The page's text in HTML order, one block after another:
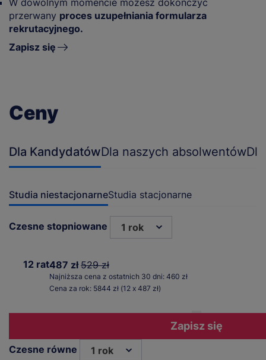
przerwany proces uzupełniania formularza
rekrutacyjnego.
Zapisz się
Ceny
Dla KandydatówDla naszych absolwentów
Studia niestacjonarneStudia stacjonarne
Czesne stopniowane 1 rok
12 rat487 zł529 zł
Najniższa cena z ostatnich 30 dni: 460 zł
Cena za rok: 5844 zł (12 x 487 zł)
Zapisz się
Czesne równe 1 rok